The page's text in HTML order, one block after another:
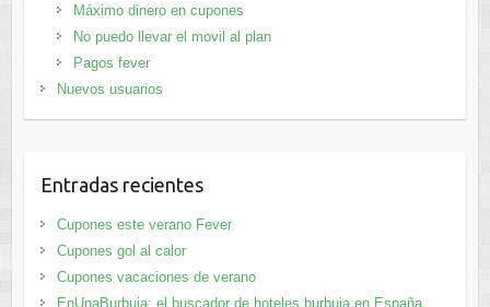
Máximo dinero en cupones
No puedo llevar el movil al plan
Pagos fever
Nuevos usuarios
Entradas recientes
Cupones este verano Fever
Cupones gol al calor
Cupones vacaciones de verano
EnUnaBurbuja: el buscador de hoteles burbuja en España